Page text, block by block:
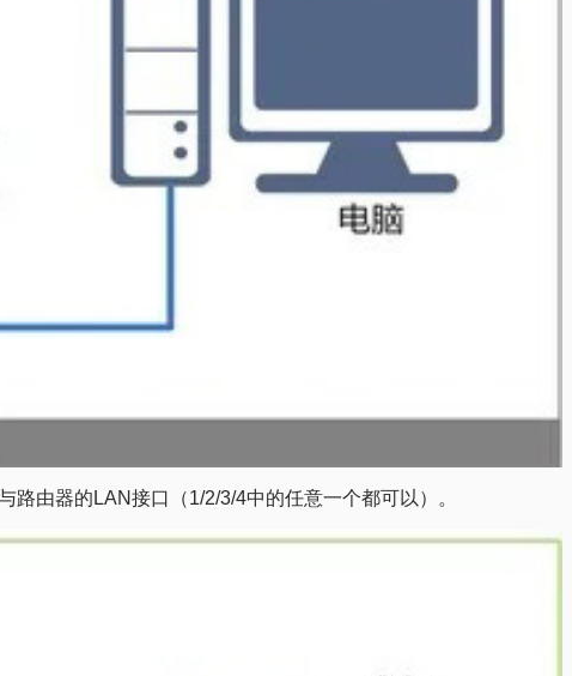
路由器的LAN接口（1/2/3/4中的任意一个都可以）。